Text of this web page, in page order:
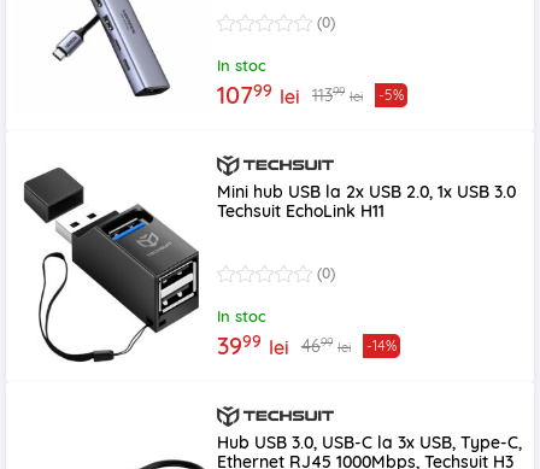
(0)
In stoc
10799 lei 11399 lei -5%
Mini hub USB la 2x USB 2.0, 1x USB 3.0
Techsuit EchoLink H11
(0)
In stoc
3999 lei 4699 lei -14%
Hub USB 3.0, USB-C la 3x USB, Type-C,
Ethernet RJ45 1000Mbps, Techsuit H3